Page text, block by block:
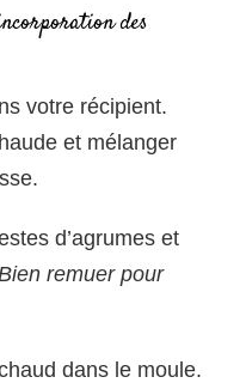
des
votre récipient.
et mélanger
d’agrumes et
remuer pour
dans le moule.